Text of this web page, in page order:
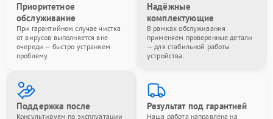
Приоритетное
обслуживание
При гарантийном случае чистка
от вирусов выполняется вне
очереди — быстро устраняем
проблему.
Надёжные
комплектующие
В рамках обслуживания
применяем проверенные детали
— для стабильной работы
устройства.
Поддержка после
Консультируем по эксплуатации
Результат под гарантией
Наша работа направлена на